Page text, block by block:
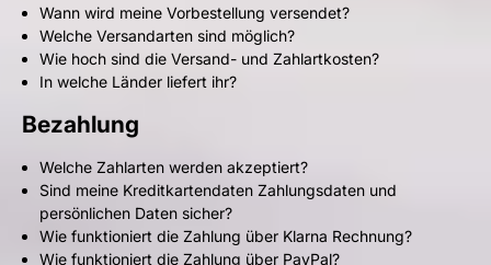
Wann wird meine Vorbestellung versendet?
Welche Versandarten sind möglich?
Wie hoch sind die Versand- und Zahlartkosten?
In welche Länder liefert ihr?
Bezahlung
Welche Zahlarten werden akzeptiert?
Sind meine Kreditkartendaten Zahlungsdaten und
persönlichen Daten sicher?
Wie funktioniert die Zahlung über Klarna Rechnung?
Wie funktioniert die Zahlung über PayPal?